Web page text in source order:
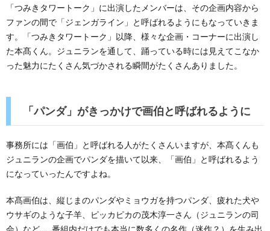
「つみきタワートーク」に出演したメンバーは、その企画内容から
ファンの間で「ジェンガライン」と呼ばれるようにもなっていきま
す。「つみきタワートーク」以降、様々な企画・コーナーに出演し
た本髙くん。ジュニランを通して、踊っている時には見えてこなか
った魅力にたくさん気づかされる瞬間がたくさんありました。
「パンダ」がきっかけで画伯と呼ばれるように
事務所には「画伯」と呼ばれる人がたくさんいますが、本髙くんも
ジュニランの企画でパンダを描いて以来、「画伯」と呼ばれるよう
になっていったんですよね。
本髙画伯は、縦じまのパンダやミョウガを持つパンダ、疲れた犬や
ウサギのような子羊、ピッカピカの茂木淳一さん（ジュニランの司